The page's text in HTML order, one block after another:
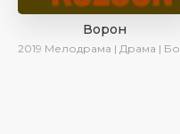
Ворон
2019 Мелодрама | Драма | Боевик | SesDizi | AveTurk